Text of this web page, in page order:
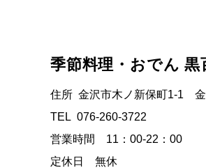
季節料理・おでん 黒
住所 金沢市木ノ新保町1-1
TEL 076-260-3722
営業時間 11：00-22：00
定休日 無休